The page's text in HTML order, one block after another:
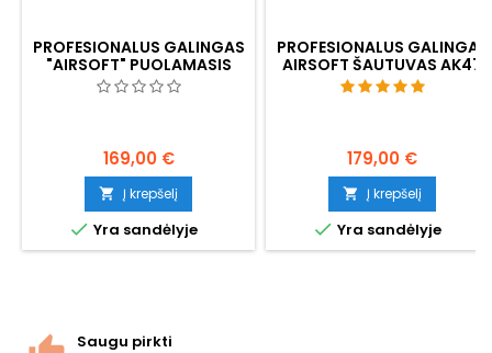
PROFESIONALUS GALINGAS
"AIRSOFT" PUOLAMASIS
ŠAUTUVAS AK47S
169,00 €
 Į krepšelį
 Yra sandėlyje
PROFESIONALUS GALINGAS
AIRSOFT ŠAUTUVAS AK47
179,00 €
 Į krepšelį
 Yra sandėlyje
Saugu pirkti